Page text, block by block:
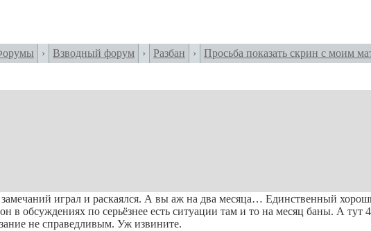
› Взводный форум › Разбан › Просьба показать скрин с моим
играл и раскаялся. А вы аж на два месяца… Единственный
в обсуждениях по серьёзнее есть ситуации там и то на месяц баны. А
не справедливым. Уж извините.